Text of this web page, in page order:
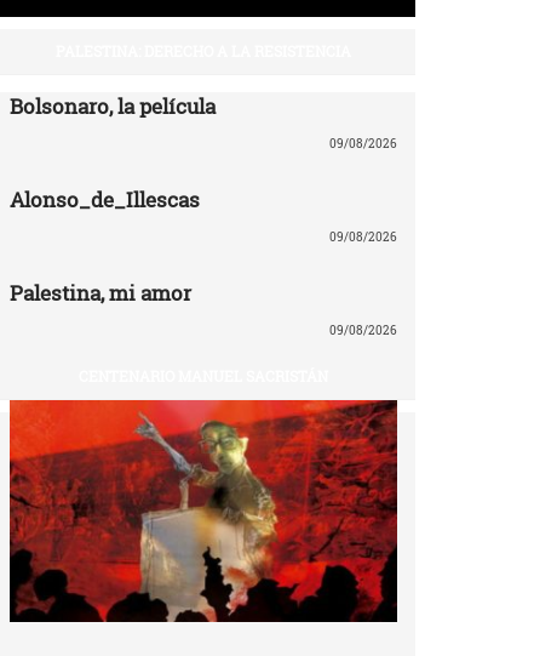
Bolsonaro, la película
09/08/2026
Alonso_de_Illescas
09/08/2026
Palestina, mi amor
09/08/2026